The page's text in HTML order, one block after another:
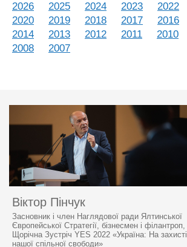
2026 2025 2024 2023 2022
2020
2019 2018 2017 2016
2014
2013 2012 2011 2010
2008
2007
Віктор Пінчук
Засновник і член Наглядової ради Ялтинської
Європейської Стратегії, бізнесмен і філантроп,
Щорічна Зустріч YES 2022 «Україна: На захисті
нашої спільної свободи»